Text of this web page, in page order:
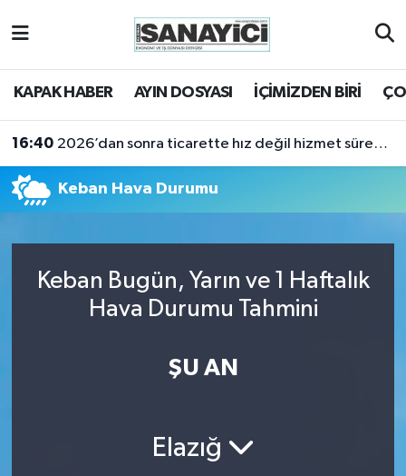
KAPAK HABER AYIN DOSYASI İÇİMİZDEN BİRİ
16:40 2026’dan sonra ticarette hız değil hizmet sürekliliği öne çıkacak
Keban Hava Durumu
Keban Bugün, Yarın ve 1 Haftalık
Hava Durumu Tahmini
ŞU AN
Elazığ
Tekirdağ Nöbetçi Eczaneler
Tüm Manşetler